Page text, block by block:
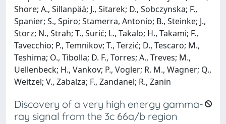
Shore; A., Sillanpää; J., Sitarek; D., Sobczynska; F.,
Spanier; S., Spiro; Stamerra, Antonio; B., Steinke; J.,
Storz; N., Strah; T., Surić; L., Takalo; H., Takami; F.,
Tavecchio; P., Temnikov; T., Terzić; D., Tescaro; M.,
Teshima; O., Tibolla; D. F., Torres; A., Treves; M.,
Uellenbeck; H., Vankov; P., Vogler; R. M., Wagner; Q.,
Weitzel; V., Zabalza; F., Zandanel; R., Zanin
Discovery of a very high energy gamma-
ray signal from the 3c 66a/b region